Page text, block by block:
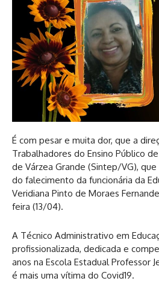
É com pesar e muita dor, que a
Trabalhadores do Ensino Público
de Várzea Grande (Sintep/VG),
do falecimento da funcionária da
Veridiana Pinto de Moraes
feira (13/04).
A Técnico Administrativo em
profissionalizada, dedicada e
anos na Escola Estadual Professor
é mais uma vítima do Covid19.